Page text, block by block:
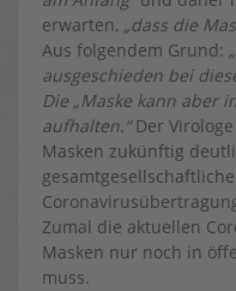
erwarten, „dass die
Aus folgendem Grund:
ausgeschieden bei
Die „Maske kann aber
aufhalten.“Der Virologe
Masken zukünftig
Zumal die aktuellen
Masken nur noch in
muss.